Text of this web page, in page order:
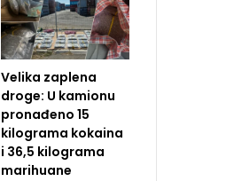
Velika zaplena
droge: U kamionu
pronađeno 15
kilograma kokaina
i 36,5 kilograma
marihuane